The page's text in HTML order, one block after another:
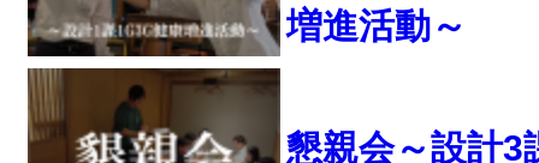
増進活動～
懇親会～設計3